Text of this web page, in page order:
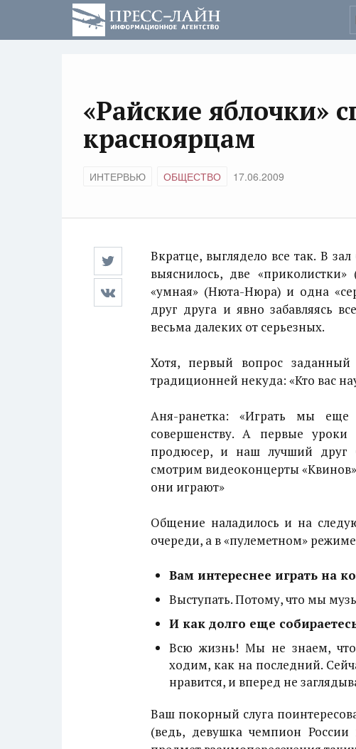
«Райские яблочки»
красноярцам
ИНТЕРВЬЮ ОБЩЕСТВО 17.06.2009
Вкратце, выглядело все так. В
выяснилось, две
«умная» (Нюта-Нюра) и одна
друг друга и явно забавляясь
весьма далеких от серьезных.
Хотя, первый вопрос
традиционней некуда: «Кто вас
Аня-ранетка: «Играть мы
совершенству. А первые
продюсер, и наш лучший друг
смотрим видеоконцерты
они играют»
Общение наладилось и на
очереди, а в «пулеметном»
Вам интереснее играть на
Выступать. Потому, что мы
И как долго еще
Всю жизнь! Мы не знаем,
ходим, как на последний.
нравится, и вперед не
Ваш покорный слуга
(ведь, девушка чемпион